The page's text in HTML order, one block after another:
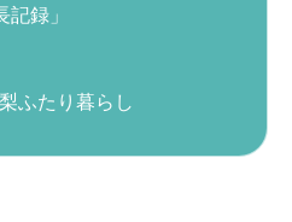
録」
ふたり暮らし